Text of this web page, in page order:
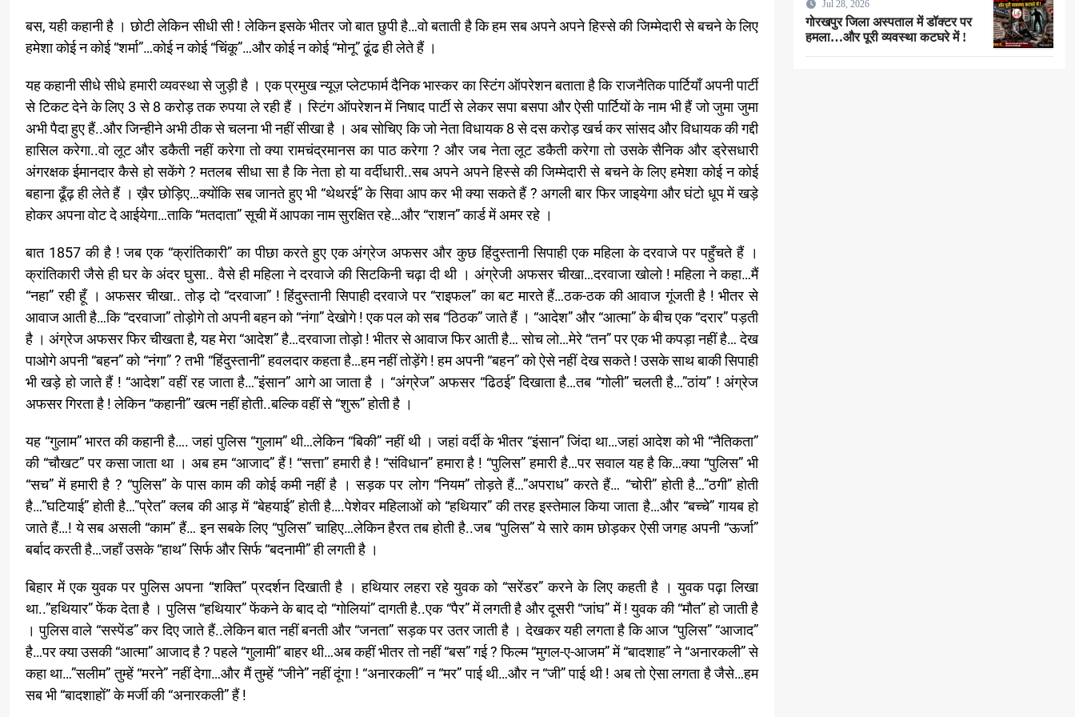
बस, यही कहानी है । छोटी लेकिन सीधी सी ! लेकिन इसके भीतर जो बात छुपी है…वो बताती है कि हम सब अपने अपने हिस्से की जिम्मेदारी से बचने के लिए
हमेशा कोई न कोई “शर्मा”…कोई न कोई “चिंकू”…और कोई न कोई “मोनू” ढूंढ ही लेते हैं ।
यह कहानी सीधे सीधे हमारी व्यवस्था से जुड़ी है । एक प्रमुख न्यूज़ प्लेटफार्म दैनिक भास्कर का स्टिंग ऑपरेशन बताता है कि राजनैतिक पार्टियाँ अपनी पार्टी
से टिकट देने के लिए 3 से 8 करोड़ तक रुपया ले रही हैं । स्टिंग ऑपरेशन में निषाद पार्टी से लेकर सपा बसपा और ऐसी पार्टियों के नाम भी हैं जो जुमा जुमा
अभी पैदा हुए हैं..और जिन्हीने अभी ठीक से चलना भी नहीं सीखा है । अब सोचिए कि जो नेता विधायक 8 से दस करोड़ खर्च कर सांसद और विधायक की गद्दी
हासिल करेगा..वो लूट और डकैती नहीं करेगा तो क्या रामचंद्रमानस का पाठ करेगा ? और जब नेता लूट डकैती करेगा तो उसके सैनिक और ड्रेसधारी
अंगरक्षक ईमानदार कैसे हो सकेंगे ? मतलब सीधा सा है कि नेता हो या वर्दीधारी..सब अपने अपने हिस्से की जिम्मेदारी से बचने के लिए हमेशा कोई न कोई
बहाना ढूँढ़ ही लेते हैं । ख़ैर छोड़िए…क्योंकि सब जानते हुए भी “थेथरई” के सिवा आप कर भी क्या सकते हैं ? अगली बार फिर जाइयेगा और घंटो धूप में खड़े
होकर अपना वोट दे आईयेगा…ताकि “मतदाता” सूची में आपका नाम सुरक्षित रहे…और “राशन” कार्ड में अमर रहे ।
बात 1857 की है ! जब एक “क्रांतिकारी” का पीछा करते हुए एक अंग्रेज अफसर और कुछ हिंदुस्तानी सिपाही एक महिला के दरवाजे पर पहुँचते हैं ।
क्रांतिकारी जैसे ही घर के अंदर घुसा.. वैसे ही महिला ने दरवाजे की सिटकिनी चढ़ा दी थी । अंग्रेजी अफसर चीखा…दरवाजा खोलो ! महिला ने कहा…मैं
“नहा” रही हूँ । अफसर चीखा.. तोड़ दो “दरवाजा” ! हिंदुस्तानी सिपाही दरवाजे पर “राइफल” का बट मारते हैं…ठक-ठक की आवाज गूंजती है ! भीतर से
आवाज आती है…कि “दरवाजा” तोड़ोगे तो अपनी बहन को “नंगा” देखोगे ! एक पल को सब “ठिठक” जाते हैं । “आदेश” और “आत्मा” के बीच एक “दरार” पड़ती
है । अंग्रेज अफसर फिर चीखता है, यह मेरा “आदेश” है…दरवाजा तोड़ो ! भीतर से आवाज फिर आती है… सोच लो…मेरे “तन” पर एक भी कपड़ा नहीं है… देख
पाओगे अपनी “बहन” को “नंगा” ? तभी “हिंदुस्तानी” हवलदार कहता है…हम नहीं तोड़ेंगे ! हम अपनी “बहन” को ऐसे नहीं देख सकते ! उसके साथ बाकी सिपाही
भी खड़े हो जाते हैं ! “आदेश” वहीं रह जाता है…”इंसान” आगे आ जाता है । “अंग्रेज” अफसर “ढिठई” दिखाता है…तब “गोली” चलती है…”ठांय” ! अंग्रेज
अफसर गिरता है ! लेकिन “कहानी” खत्म नहीं होती..बल्कि वहीं से “शुरू” होती है ।
यह “गुलाम” भारत की कहानी है…. जहां पुलिस “गुलाम” थी…लेकिन “बिकी” नहीं थी । जहां वर्दी के भीतर “इंसान” जिंदा था…जहां आदेश को भी “नैतिकता”
की “चौखट” पर कसा जाता था । अब हम “आजाद” हैं ! “सत्ता” हमारी है ! “संविधान” हमारा है ! “पुलिस” हमारी है…पर सवाल यह है कि…क्या “पुलिस” भी
“सच” में हमारी है ? “पुलिस” के पास काम की कोई कमी नहीं है । सड़क पर लोग “नियम” तोड़ते हैं…”अपराध” करते हैं… “चोरी” होती है…”ठगी” होती
है…”घटियाई” होती है…”प्रेत” क्लब की आड़ में “बेहयाई” होती है….पेशेवर महिलाओं को “हथियार” की तरह इस्तेमाल किया जाता है…और “बच्चे” गायब हो
जाते हैं…! ये सब असली “काम” हैं… इन सबके लिए “पुलिस” चाहिए…लेकिन हैरत तब होती है..जब “पुलिस” ये सारे काम छोड़कर ऐसी जगह अपनी “ऊर्जा”
बर्बाद करती है…जहाँ उसके “हाथ” सिर्फ और सिर्फ “बदनामी” ही लगती है ।
बिहार में एक युवक पर पुलिस अपना “शक्ति” प्रदर्शन दिखाती है । हथियार लहरा रहे युवक को “सरेंडर” करने के लिए कहती है । युवक पढ़ा लिखा
था..”हथियार” फेंक देता है । पुलिस “हथियार” फेंकने के बाद दो “गोलियां” दागती है..एक “पैर” में लगती है और दूसरी “जांघ” में ! युवक की “मौत” हो जाती है
। पुलिस वाले “सस्पेंड” कर दिए जाते हैं..लेकिन बात नहीं बनती और “जनता” सड़क पर उतर जाती है । देखकर यही लगता है कि आज “पुलिस” “आजाद”
है…पर क्या उसकी “आत्मा” आजाद है ? पहले “गुलामी” बाहर थी…अब कहीं भीतर तो नहीं “बस” गई ? फिल्म “मुगल-ए-आजम” में “बादशाह” ने “अनारकली” से
कहा था…”सलीम” तुम्हें “मरने” नहीं देगा…और मैं तुम्हें “जीने” नहीं दूंगा ! “अनारकली” न “मर” पाई थी…और न “जी” पाई थी ! अब तो ऐसा लगता है जैसे…हम
सब भी “बादशाहों” के मर्जी की “अनारकली” हैं !
मरा लोगे” !
Jul 28, 2026
गोरखपुर जिला अस्पताल में डॉक्टर पर
हमला…और पूरी व्यवस्था कटघरे में !